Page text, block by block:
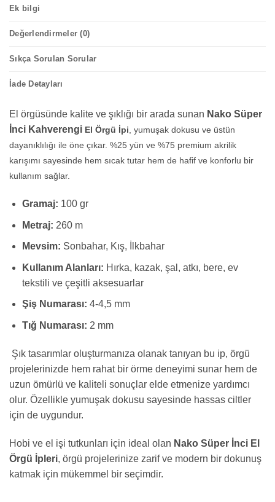
Ek bilgi
Değerlendirmeler (0)
Sıkça Sorulan Sorular
İade Detayları
El örgüsünde kalite ve şıklığı bir arada sunan Nako Süper
İnci Kahverengi El Örgü İpi, yumuşak dokusu ve üstün
dayanıklılığı ile öne çıkar. %25 yün ve %75 premium akrilik
karışımı sayesinde hem sıcak tutar hem de hafif ve konforlu bir
kullanım sağlar.
Gramaj: 100 gr
Metraj: 260 m
Mevsim: Sonbahar, Kış, İlkbahar
Kullanım Alanları: Hırka, kazak, şal, atkı, bere, ev
tekstili ve çeşitli aksesuarlar
Şiş Numarası: 4-4,5 mm
Tığ Numarası: 2 mm
Şık tasarımlar oluşturmanıza olanak tanıyan bu ip, örgü
projelerinizde hem rahat bir örme deneyimi sunar hem de
uzun ömürlü ve kaliteli sonuçlar elde etmenize yardımcı
olur. Özellikle yumuşak dokusu sayesinde hassas ciltler
için de uygundur.
Hobi ve el işi tutkunları için ideal olan Nako Süper İnci El
Örgü İpleri, örgü projelerinize zarif ve modern bir dokunuş
katmak için mükemmel bir seçimdir.